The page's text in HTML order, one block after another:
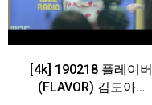
[4k] 190218 플레이버
(FLAVOR) 김도아…